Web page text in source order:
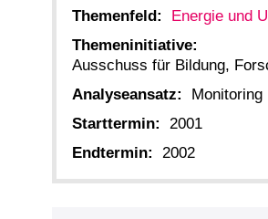
Themenfeld:
Energie und
Themeninitiative:
Ausschuss für Bildung,
Analyseansatz:
Monitoring
Starttermin:
2001
Endtermin:
2002